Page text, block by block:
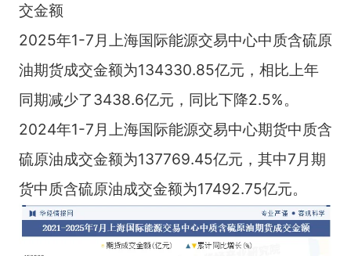
交金额
2025年1-7月上海国际能源交易中心中质含硫原
油期货成交金额为134330.85亿元，相比上年
同期减少了3438.6亿元，同比下降2.5%。
2024年1-7月上海国际能源交易中心期货中质含
硫原油成交金额为137769.45亿元，其中7月期
货中质含硫原油成交金额为17492.75亿元。